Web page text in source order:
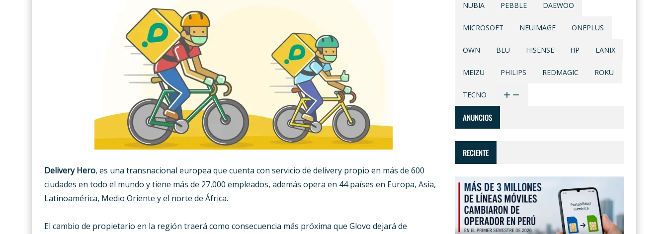
Delivery Hero, es una transnacional europea que cuenta con servicio de delivery propio en más de 600
ciudades en todo el mundo y tiene más de 27,000 empleados, además opera en 44 países en Europa, Asia,
Latinoamérica, Medio Oriente y el norte de África.
El cambio de propietario en la región traerá como consecuencia más próxima que Glovo dejará de
NUBIA PEBBLE DAEWOO
MICROSOFT NEUIMAGE ONEPLUS
OWN BLU HISENSE HP LANIX
MEIZU PHILIPS REDMAGIC ROKU
TECNO
ANUNCIOS
RECIENTE